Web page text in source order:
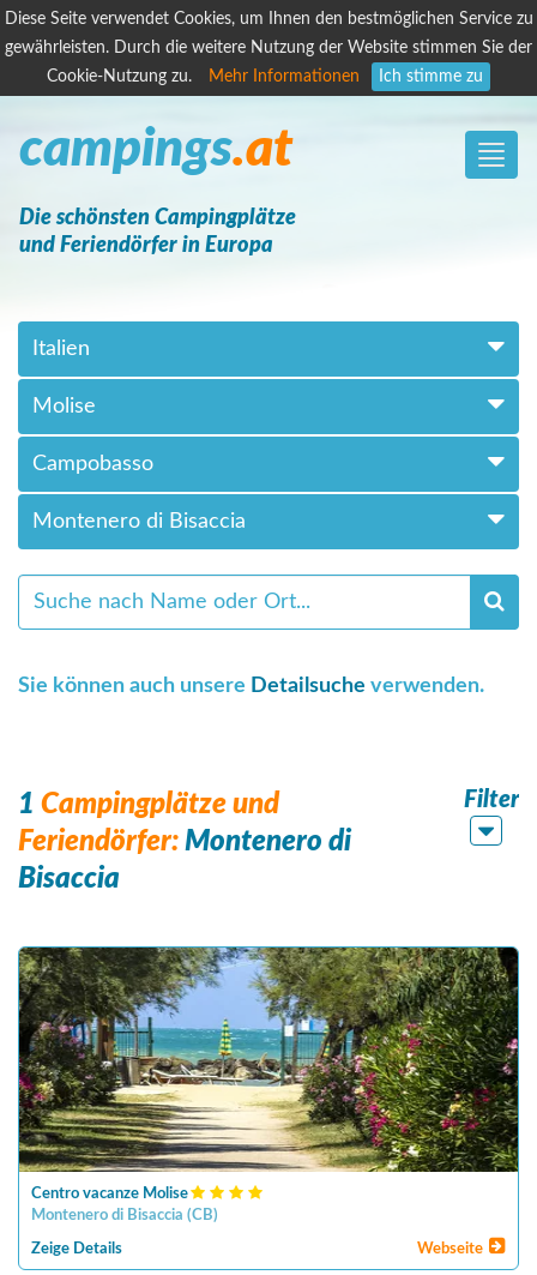
Diese Seite verwendet Cookies, um Ihnen den bestmöglichen Service zu
gewährleisten. Durch die weitere Nutzung der Website stimmen Sie der
Cookie-Nutzung zu.
Mehr Informationen Ich stimme zu
Toggle
campings.at
Die schönsten Campingplätze
und Feriendörfer in Europa
Italien
Molise
Campobasso
Montenero di Bisaccia
Sie können auch unsere Detailsuche verwenden.
1 Campingplätze und
Feriendörfer: Montenero di
Bisaccia
Filter
Centro vacanze Molise
Montenero di Bisaccia (CB)
Zeige Details Webseite